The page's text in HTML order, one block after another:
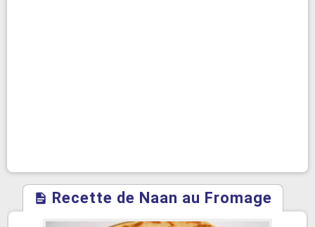
Recette de Naan au Fromage